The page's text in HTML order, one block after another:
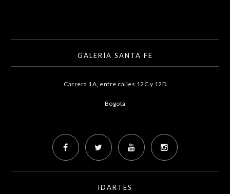
GALERÍA SANTA FE
Carrera 1A, entre calles 12C y 12D
Bogotá
IDARTES